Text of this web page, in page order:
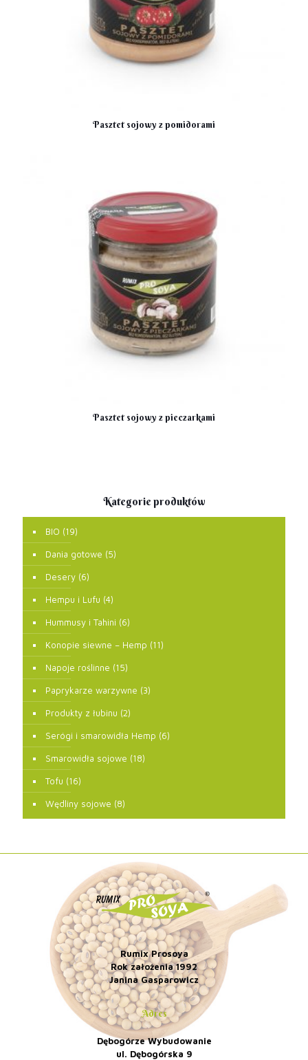
Pasztet sojowy z pomidorami
Pasztet sojowy z pieczarkami
Kategorie produktów
BIO (19)
Dania gotowe (5)
Desery (6)
Hempu i Lufu (4)
Hummusy i Tahini (6)
Konopie siewne – Hemp (11)
Napoje roślinne (15)
Paprykarze warzywne (3)
Produkty z łubinu (2)
Serógi i smarowidła Hemp (6)
Smarowidła sojowe (18)
Tofu (16)
Wędliny sojowe (8)
Rumix Prosoya
Rok założenia 1992
Janina Gasparowicz
Adres
Dębogórze Wybudowanie
ul. Dębogórska 9